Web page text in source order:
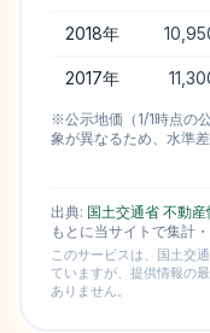
2018年
2017年
※公示地価（1/1時点の
象が異なるため、水準差
出典: 国土交通省 不動
もとに当サイトで集計
このサービスは、国土交
ていますが、提供情報の
ありません。